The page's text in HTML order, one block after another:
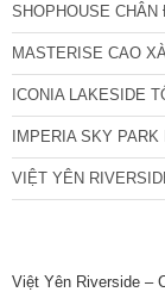
SHOPHOUSE
MASTERISE CAO
ICONIA LAKESIDE
IMPERIA SKY
VIỆT YÊN
Việt Yên Riverside –